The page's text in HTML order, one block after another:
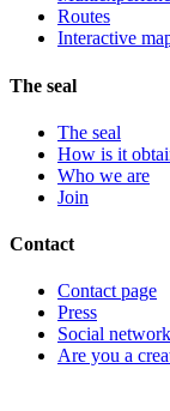
Routes
Interactive
The seal
The seal
How is it
Who we are
Join
Contact
Contact page
Press
Social
Are you a